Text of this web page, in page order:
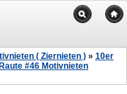
( Ziernieten ) » 10er
#46 Motivnieten